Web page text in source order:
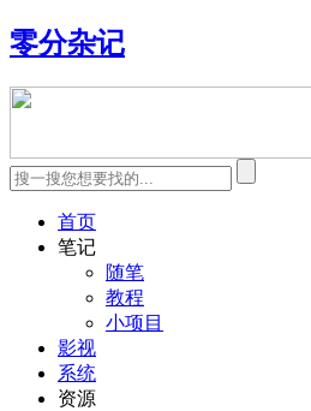
零分杂记
首页
笔记
随笔
教程
小项目
影视
系统
资源